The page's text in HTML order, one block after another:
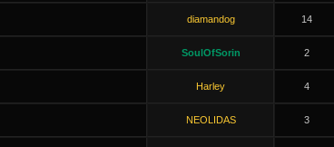
diamandog 14
SoulOfSorin 2
Harley 4
NEOLIDAS 3